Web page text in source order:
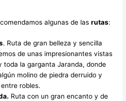
algunas de lasrutas:
. Ruta de gran belleza y sencilla
de unas impresionantes vistas
toda la garganta Jaranda, donde
molino de piedra derruido y
robles.
Ruta con un gran encanto y de